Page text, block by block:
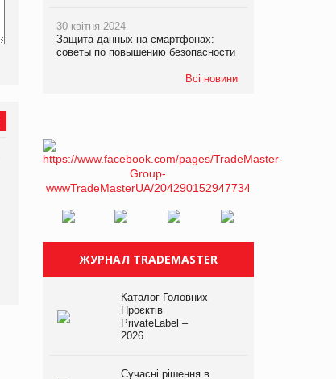
EVA.UA запустила
кампанію «Хто б знав» про
не очікують побачити на
Kraft Heinz скоротила
збиток у першому півріччі
30 квітня 2024
Защита данных на смартфонах:
советы по повышению безопасности
Всі новини
ЖУРНАЛ TRADEMASTER
Каталог Головних
Проєктів
PrivateLabel –
2026
Сучасні рішення в